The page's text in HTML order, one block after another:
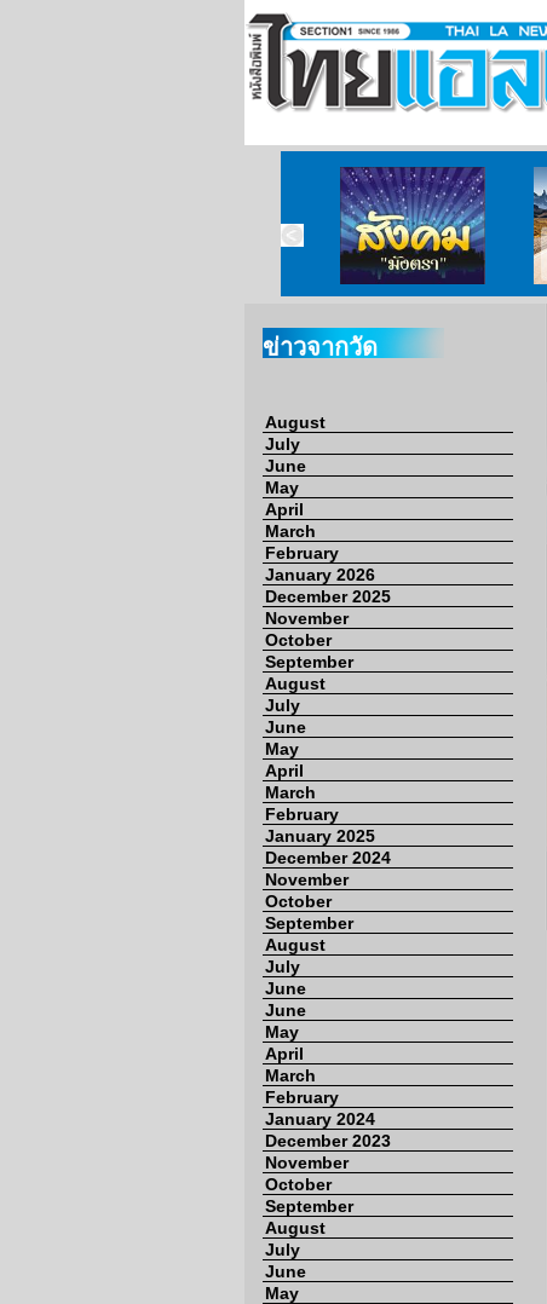
สังคมมังตรา
ข่าวจากวัด
August
July
June
May
April
March
February
January 2026
December 2025
November
October
September
August
July
June
May
April
March
February
January 2025
December 2024
November
October
September
August
July
June
June
May
April
March
February
January 2024
December 2023
November
October
September
August
July
June
May